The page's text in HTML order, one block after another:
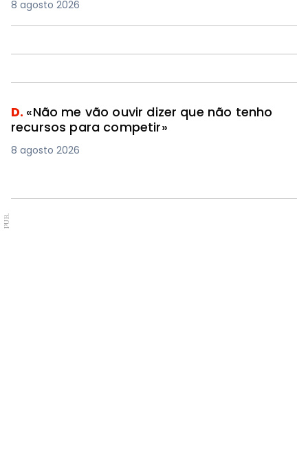
8 agosto 2026
D. «Não me vão ouvir dizer que não tenho
recursos para competir»
8 agosto 2026
PUB.